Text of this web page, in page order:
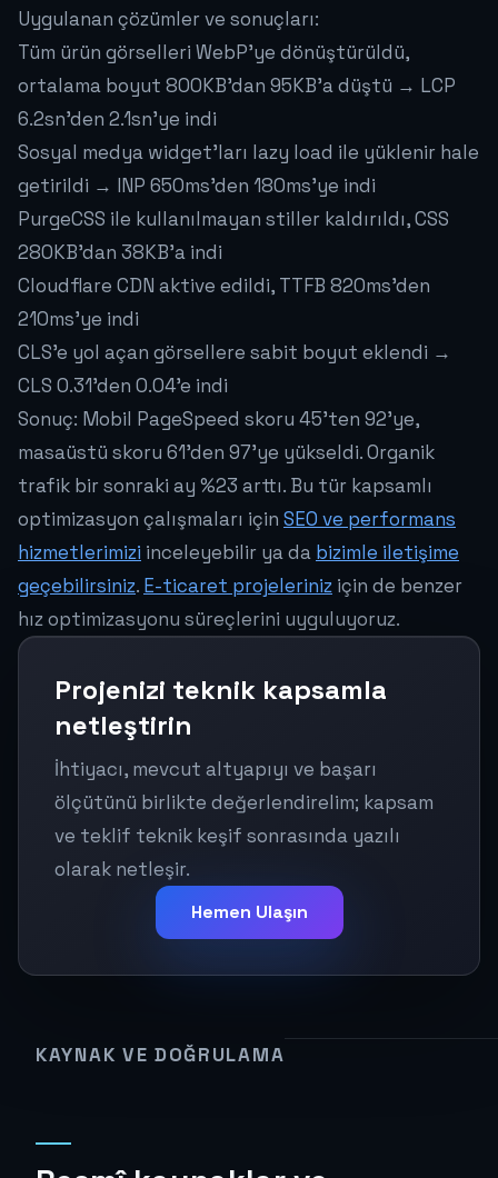
Uygulanan çözümler ve sonuçları:
Tüm ürün görselleri WebP'ye dönüştürüldü,
ortalama boyut 800KB'dan 95KB'a düştü → LCP
6.2sn'den 2.1sn'ye indi
Sosyal medya widget'ları lazy load ile yüklenir hale
getirildi → INP 650ms'den 180ms'ye indi
PurgeCSS ile kullanılmayan stiller kaldırıldı, CSS
280KB'dan 38KB'a indi
Cloudflare CDN aktive edildi, TTFB 820ms'den
210ms'ye indi
CLS'e yol açan görsellere sabit boyut eklendi →
CLS 0.31'den 0.04'e indi
Sonuç: Mobil PageSpeed skoru 45'ten 92'ye,
masaüstü skoru 61'den 97'ye yükseldi. Organik
trafik bir sonraki ay %23 arttı. Bu tür kapsamlı
optimizasyon çalışmaları için SEO ve performans
hizmetlerimizi inceleyebilir ya da bizimle iletişime
geçebilirsiniz. E-ticaret projeleriniz için de benzer
hız optimizasyonu süreçlerini uyguluyoruz.
Projenizi teknik kapsamla
netleştirin
İhtiyacı, mevcut altyapıyı ve başarı
ölçütünü birlikte değerlendirelim; kapsam
ve teklif teknik keşif sonrasında yazılı
olarak netleşir.
Hemen Ulaşın
KAYNAK VE DOĞRULAMA